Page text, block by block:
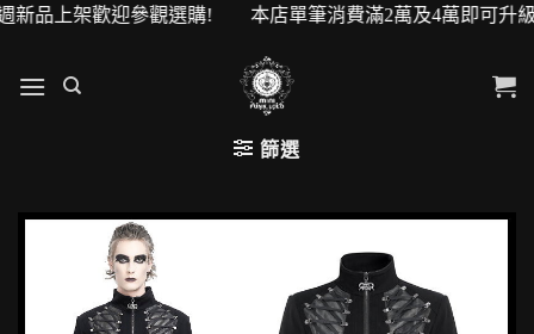
迎參觀選購! 本店單筆消費滿2萬及4萬即可升級VIP會
篩選